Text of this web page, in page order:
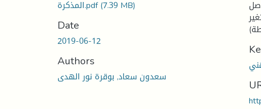
المذكرة.pdf(7.39 MB)
Date
2019-06-12
Authors
سعدون سعاد, بوقرة نور الهدى